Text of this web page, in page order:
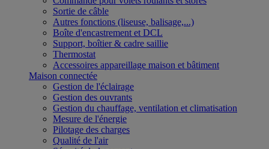
Sortie de câble
Autres fonctions (liseuse, balisage,...)
Boîte d'encastrement et DCL
Support, boîtier & cadre saillie
Thermostat
Accessoires appareillage maison et bâtiment
Maison connectée
Gestion de l'éclairage
Gestion des ouvrants
Gestion du chauffage, ventilation et climatisation
Mesure de l'énergie
Pilotage des charges
Qualité de l'air